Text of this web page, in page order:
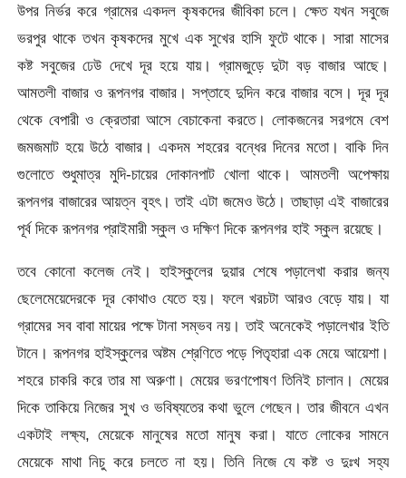
উপর নির্ভর করে গ্রামের একদল কৃষকদের জীবিকা চলে। ক্ষেত যখন সবুজে
ভরপুর থাকে তখন কৃষকদের মুখে এক সুখের হাসি ফুটে থাকে। সারা মাসের
কষ্ট সবুজের ঢেউ দেখে দূর হয়ে যায়। গ্রামজুড়ে দুটা বড় বাজার আছে।
আমতলী বাজার ও রূপনগর বাজার। সপ্তাহে দুদিন করে বাজার বসে। দূর দূর
থেকে বেপারী ও ক্রেতারা আসে বেচাকেনা করতে। লোকজনের সরগমে বেশ
জমজমাট হয়ে উঠে বাজার। একদম শহরের বন্ধের দিনের মতো। বাকি দিন
গুলোতে শুধুমাত্র মুদি-চায়ের দোকানপাট খোলা থাকে। আমতলী অপেক্ষায়
রূপনগর বাজারের আয়ত্ন বৃহৎ। তাই এটা জমেও উঠে। তাছাড়া এই বাজারের
পূর্ব দিকে রূপনগর প্রাইমারী স্কুল ও দক্ষিণ দিকে রূপনগর হাই স্কুল রয়েছে।
তবে কোনো কলেজ নেই। হাইস্কুলের দুয়ার শেষে পড়ালেখা করার জন্য
ছেলেমেয়েদেরকে দূর কোথাও যেতে হয়। ফলে খরচটা আরও বেড়ে যায়। যা
গ্রামের সব বাবা মায়ের পক্ষে টানা সম্ভব নয়। তাই অনেকেই পড়ালেখার ইতি
টানে। রূপনগর হাইস্কুলের অষ্টম শ্রেণিতে পড়ে পিতৃহারা এক মেয়ে আয়েশা।
শহরে চাকরি করে তার মা অরুণা। মেয়ের ভরণপোষণ তিনিই চালান। মেয়ের
দিকে তাকিয়ে নিজের সুখ ও ভবিষ্যতের কথা ভুলে গেছেন। তার জীবনে এখন
একটাই লক্ষ্য, মেয়েকে মানুষের মতো মানুষ করা। যাতে লোকের সামনে
মেয়েকে মাথা নিচু করে চলতে না হয়। তিনি নিজে যে কষ্ট ও দুঃখ সহ্য